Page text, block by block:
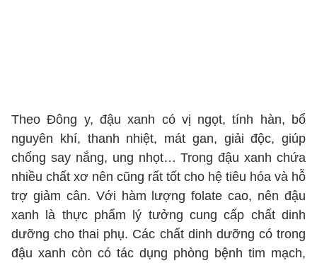
Theo Đông y, đậu xanh có vị ngọt, tính hàn, bổ
nguyên khí, thanh nhiệt, mát gan, giải độc, giúp
chống say nắng, ung nhọt… Trong đậu xanh chứa
nhiều chất xơ nên cũng rất tốt cho hệ tiêu hóa và hỗ
trợ giảm cân. Với hàm lượng folate cao, nên đậu
xanh là thực phẩm lý tưởng cung cấp chất dinh
dưỡng cho thai phụ. Các chất dinh dưỡng có trong
đậu xanh còn có tác dụng phòng bệnh tim mạch,